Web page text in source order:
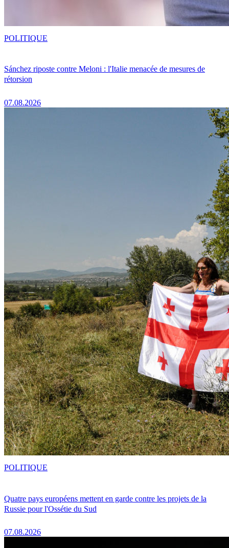
Sánchez riposte contre Meloni : l'Italie menacée de mesures de
rétorsion
07.08.2026
POLITIQUE
Quatre pays européens mettent en garde contre les projets de la
Russie pour l'Ossétie du Sud
07.08.2026
POLITIQUE